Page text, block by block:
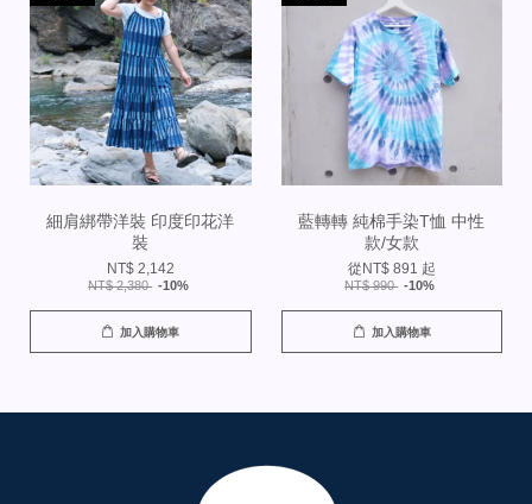
細肩綁帶洋裝 印度印花洋
裝
NT$ 2,142
NT$ 2,380 -10%
加入購物車
藍轉轉 純棉手染T恤 中性
款/女款
從 NT$ 891 起
NT$ 990 -10%
加入購物車